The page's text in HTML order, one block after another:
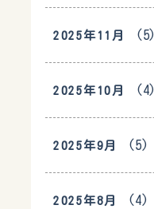
2025年11月 (5)
2025年10月 (4)
2025年9月 (5)
2025年8月 (4)